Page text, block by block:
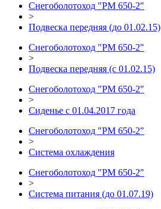
Снегоболотоход "РМ 650-2"
>
Подвеска передняя (до 01.02.15)
Снегоболотоход "РМ 650-2"
>
Подвеска передняя (с 01.02.15)
Снегоболотоход "РМ 650-2"
>
Сиденье с 01.04.2017 года
Снегоболотоход "РМ 650-2"
>
Система охлаждения
Снегоболотоход "РМ 650-2"
>
Система питания (до 01.07.19)